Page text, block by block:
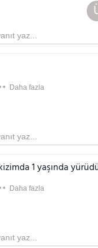
Daha fazla
1 yaşında
Daha fazla